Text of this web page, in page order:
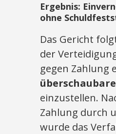
Ergebnis:
ohne
Das Gericht
der
gegen Zahlung
einzustellen.
Zahlung durch
wurde das